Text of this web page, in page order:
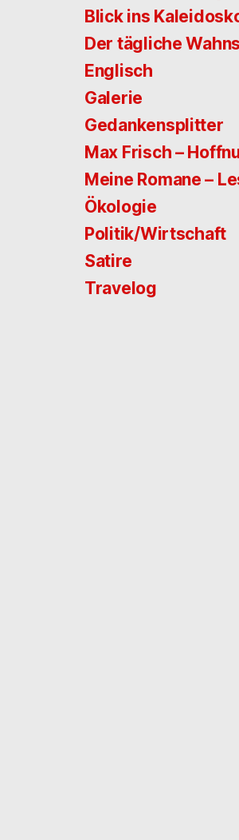
Blick ins
Der tägliche
Englisch
Galerie
Gedankensplitter
Max Frisch –
Meine Romane –
Ökologie
Politik/Wirtschaft
Satire
Travelog